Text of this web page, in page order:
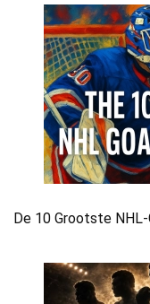
De 10 Grootste